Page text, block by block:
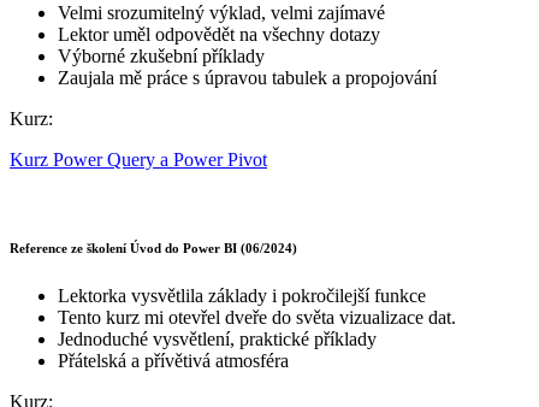
Velmi srozumitelný výklad, velmi zajímavé
Lektor uměl odpovědět na všechny dotazy
Výborné zkušební příklady
Zaujala mě práce s úpravou tabulek a propojování
Kurz:
Kurz Power Query a Power Pivot
Reference ze školení Úvod do Power BI (06/2024)
Lektorka vysvětlila základy i pokročilejší funkce
Tento kurz mi otevřel dveře do světa vizualizace dat.
Jednoduché vysvětlení, praktické příklady
Přátelská a přívětivá atmosféra
Kurz: